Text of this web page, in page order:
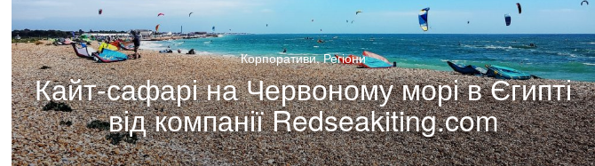
Корпоративи,Регіони
Кайт-сафарі на Червоному морі в Єгипті
від компанії Redseakiting.com